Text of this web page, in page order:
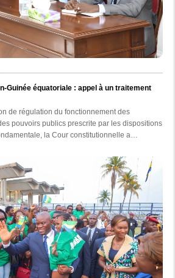
Guinée équatoriale : appel à un traitement
de régulation du fonctionnement des
pouvoirs publics prescrite par les dispositions
la Cour constitutionnelle a
en présence des membres de la Haute
(HAC).